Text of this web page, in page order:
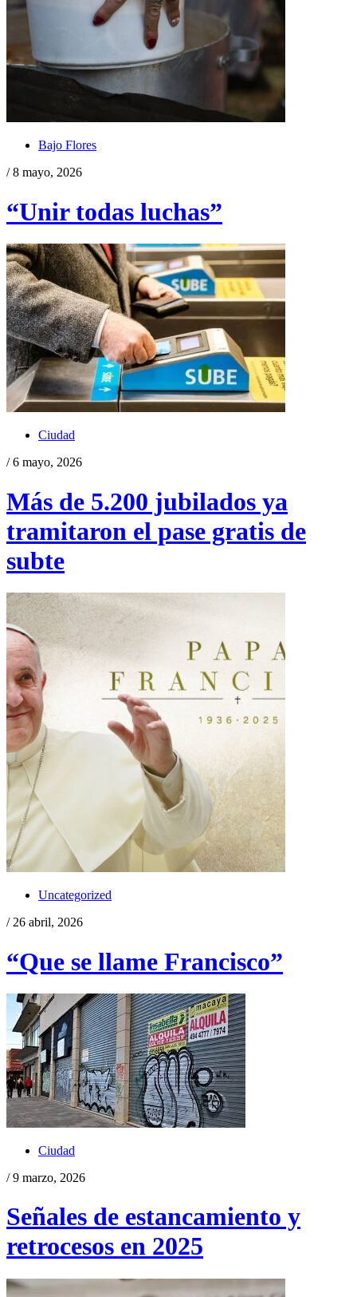
Bajo Flores
/ 8 mayo, 2026
“Unir todas luchas”
Ciudad
/ 6 mayo, 2026
Más de 5.200 jubilados ya
tramitaron el pase gratis de
subte
Uncategorized
/ 26 abril, 2026
“Que se llame Francisco”
Ciudad
/ 9 marzo, 2026
Señales de estancamiento y
retrocesos en 2025